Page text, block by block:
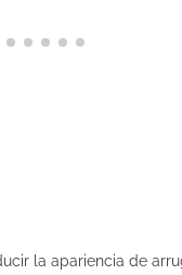
la apariencia de